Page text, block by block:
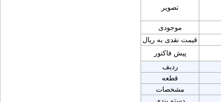
تصویر
موجودی
قیمت نقدی به ریال
پیش فاکتور
ردیف
قطعه
مشخصات